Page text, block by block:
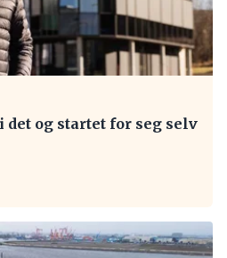
det og startet for seg selv